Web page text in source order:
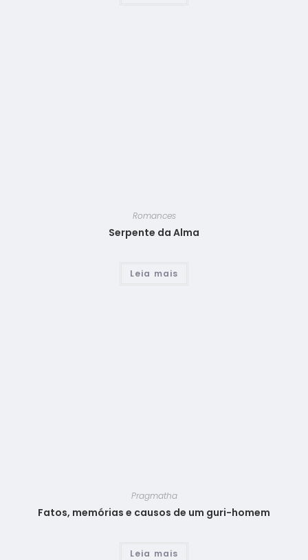
Romances
Serpente da Alma
Leia mais
Pragmatha
Fatos, memórias e causos de um guri-homem
Leia mais